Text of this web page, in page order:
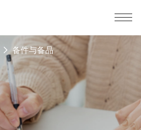
备件与备品